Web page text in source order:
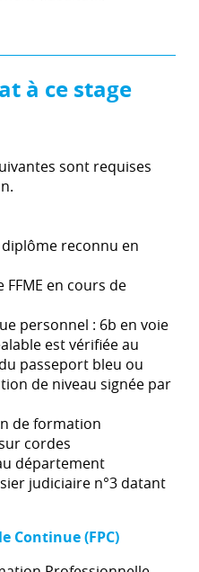
à ce stage
sont requises
reconnu en
FFME en cours de
personnel : 6b en voie
est vérifiée au
passeport bleu ou
de niveau signée par
de formation
cordes
département
judiciaire n°3 datant
Continue (FPC)